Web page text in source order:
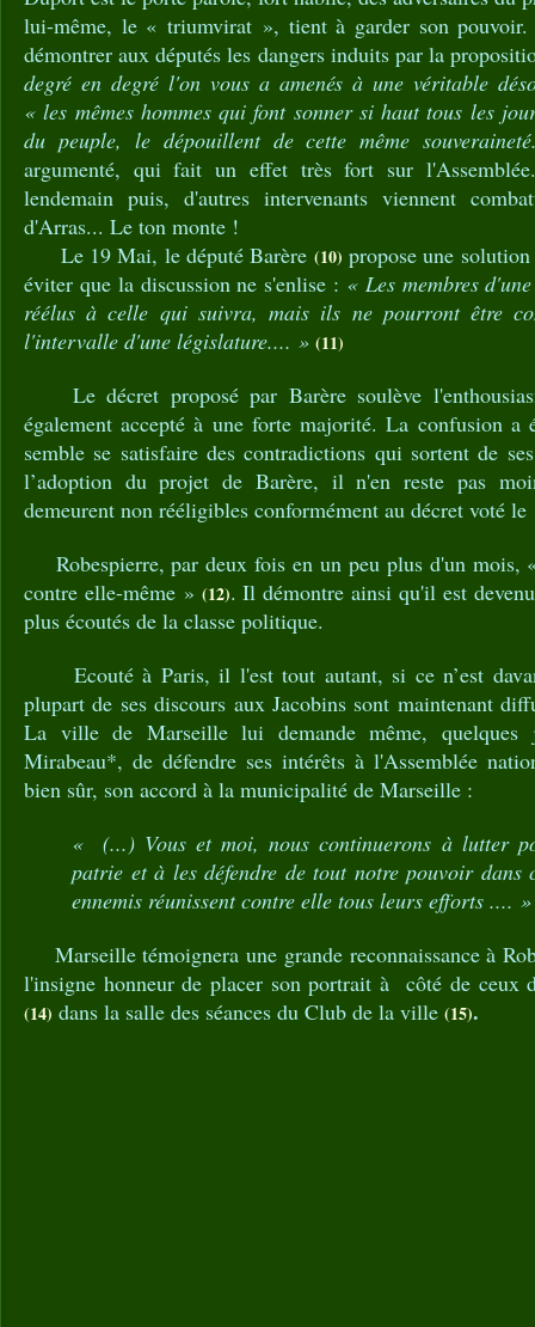
lui-même, le « triumvirat », tient à garder son
démontrer aux députés les dangers induits par la
degré en degré l'on vous a amenés à une véritable
« les mêmes hommes qui font sonner si haut tous les
du peuple, le dépouillent de cette même
argumenté, qui fait un effet très fort sur
lendemain puis, d'autres intervenants viennent
d'Arras... Le ton monte !
Le 19 Mai, le député Barère (10) propose une
éviter que la discussion ne s'enlise : « Les membres
réélus à celle qui suivra, mais ils ne pourront être
l'intervalle d'une législature.... » (11)
Le décret proposé par Barère soulève
également accepté à une forte majorité. La confusion a
semble se satisfaire des contradictions qui sortent de
l’adoption du projet de Barère, il n'en reste pas
demeurent non rééligibles conformément au décret voté
Robespierre, par deux fois en un peu plus d'un mois,
contre elle-même » (12). Il démontre ainsi qu'il est
plus écoutés de la classe politique.
Ecouté à Paris, il l'est tout autant, si ce n’est
plupart de ses discours aux Jacobins sont maintenant
La ville de Marseille lui demande même,
Mirabeau*, de défendre ses intérêts à l'Assemblée
bien sûr, son accord à la municipalité de Marseille :
« (...) Vous et moi, nous continuerons à lutter
patrie et à les défendre de tout notre pouvoir
ennemis réunissent contre elle tous leurs efforts ....
Marseille témoignera une grande reconnaissance à
l'insigne honneur de placer son portrait à côté de ceux
(14) dans la salle des séances du Club de la ville (15).